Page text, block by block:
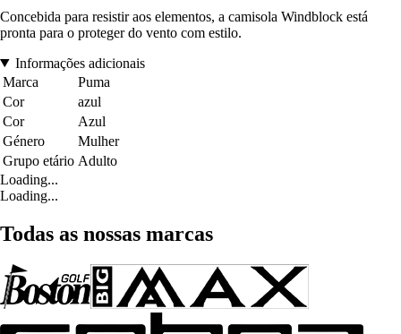
Concebida para resistir aos elementos, a camisola Windblock está
pronta para o proteger do vento com estilo.
Informações adicionais
Marca
Puma
Cor
azul
Cor
Azul
Género
Mulher
Grupo etário Adulto
Loading...
Loading...
Todas as nossas marcas